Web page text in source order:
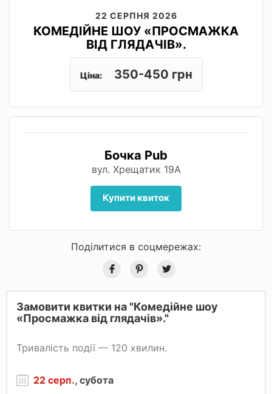
22 СЕРПНЯ 2026
КОМЕДІЙНЕ ШОУ «ПРОСМАЖКА
ВІД ГЛЯДАЧІВ».
Ціна: 350-450 грн
Бочка Pub
вул. Хрещатик 19А
Купити квиток
Поділитися в соцмережах:
Замовити квитки на "Комедійне шоу
«Просмажка від глядачів»."
Тривалість події — 120 хвилин.
22 серп., субота